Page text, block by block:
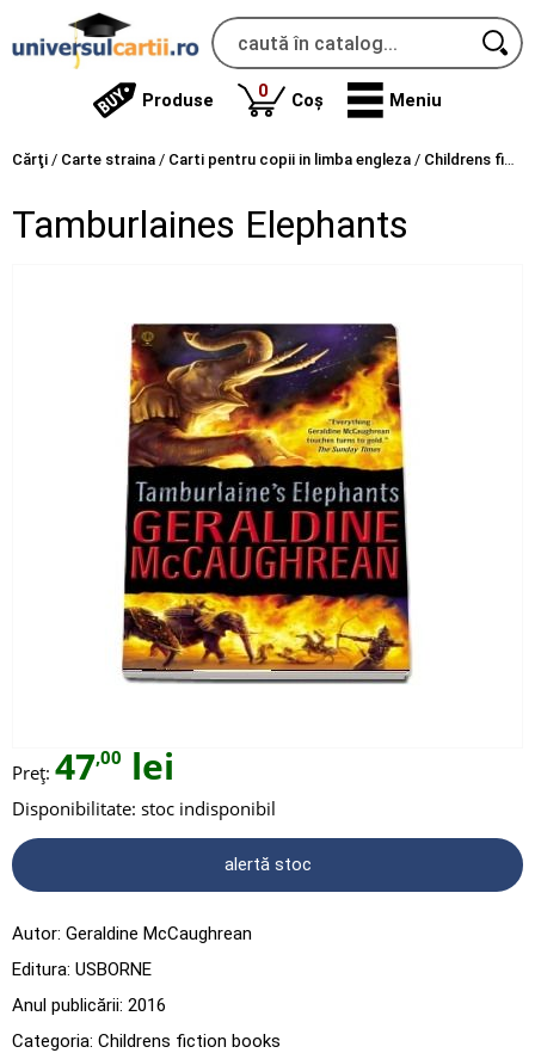
Produse 0produse
Coș Meniu
Cărţi / Carte straina / Carti pentru copii in limba engleza / Childrens fiction books
Tamburlaines Elephants
Preț: 47,00 lei
Disponibilitate: stoc indisponibil
alertă stoc
Autor: Geraldine McCaughrean
Editura: USBORNE
Anul publicării: 2016
Categoria: Childrens fiction books